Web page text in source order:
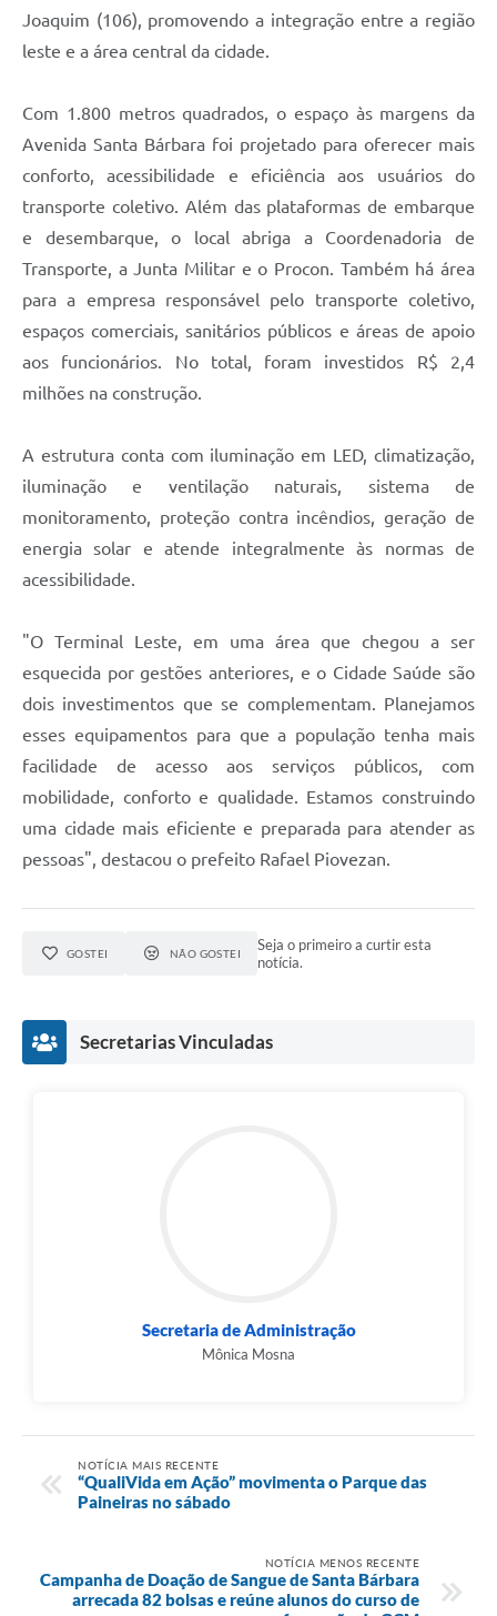
Joaquim (106), promovendo a integração entre a região
leste e a área central da cidade.
Com 1.800 metros quadrados, o espaço às margens da
Avenida Santa Bárbara foi projetado para oferecer mais
conforto, acessibilidade e eficiência aos usuários do
transporte coletivo. Além das plataformas de embarque
e desembarque, o local abriga a Coordenadoria de
Transporte, a Junta Militar e o Procon. Também há área
para a empresa responsável pelo transporte coletivo,
espaços comerciais, sanitários públicos e áreas de apoio
aos funcionários. No total, foram investidos R$ 2,4
milhões na construção.
A estrutura conta com iluminação em LED, climatização,
iluminação e ventilação naturais, sistema de
monitoramento, proteção contra incêndios, geração de
energia solar e atende integralmente às normas de
acessibilidade.
"O Terminal Leste, em uma área que chegou a ser
esquecida por gestões anteriores, e o Cidade Saúde são
dois investimentos que se complementam. Planejamos
esses equipamentos para que a população tenha mais
facilidade de acesso aos serviços públicos, com
mobilidade, conforto e qualidade. Estamos construindo
uma cidade mais eficiente e preparada para atender as
pessoas", destacou o prefeito Rafael Piovezan.
GOSTEI NÃO GOSTEI
Seja o primeiro a curtir esta
notícia.
Secretarias Vinculadas
Secretaria de Administração
Mônica Mosna
NOTÍCIA MAIS RECENTE
“QualiVida em Ação” movimenta o Parque das
Paineiras no sábado
NOTÍCIA MENOS RECENTE
Campanha de Doação de Sangue de Santa Bárbara
arrecada 82 bolsas e reúne alunos do curso de